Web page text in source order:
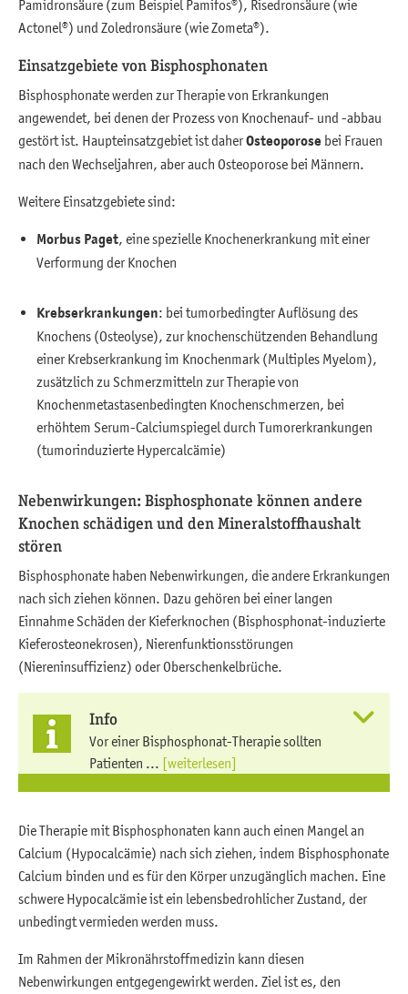
Pamidronsäure (zum Beispiel Pamifos®), Risedronsäure (wie
Actonel®) und Zoledronsäure (wie Zometa®).
Einsatzgebiete von Bisphosphonaten
Bisphosphonate werden zur Therapie von Erkrankungen
angewendet, bei denen der Prozess von Knochenauf- und -abbau
gestört ist. Haupteinsatzgebiet ist daherOsteoporose bei Frauen
nach den Wechseljahren, aber auch Osteoporose bei Männern.
Weitere Einsatzgebiete sind:
Morbus Paget, eine spezielle Knochenerkrankung mit einer
Verformung der Knochen
Krebserkrankungen: bei tumorbedingter Auflösung des
Knochens (Osteolyse), zur knochenschützenden Behandlung
einer Krebserkrankung im Knochenmark (Multiples Myelom),
zusätzlich zu Schmerzmitteln zur Therapie von
Knochenmetastasenbedingten Knochenschmerzen, bei
erhöhtem Serum-Calciumspiegel durch Tumorerkrankungen
(tumorinduzierte Hypercalcämie)
Nebenwirkungen: Bisphosphonate können andere
Knochen schädigen und den Mineralstoffhaushalt
stören
Bisphosphonate haben Nebenwirkungen, die andere Erkrankungen
nach sich ziehen können. Dazu gehören bei einer langen
Einnahme Schäden der Kieferknochen (Bisphosphonat-induzierte
Kieferosteonekrosen), Nierenfunktionsstörungen
(Niereninsuffizienz) oder Oberschenkelbrüche.
Info
Vor einer Bisphosphonat-Therapie sollten
Patienten ... [weiterlesen]
Die Therapie mit Bisphosphonaten kann auch einen Mangel an
Calcium (Hypocalcämie) nach sich ziehen, indem Bisphosphonate
Calcium binden und es für den Körper unzugänglich machen. Eine
schwere Hypocalcämie ist ein lebensbedrohlicher Zustand, der
unbedingt vermieden werden muss.
Im Rahmen der Mikronährstoffmedizin kann diesen
Nebenwirkungen entgegengewirkt werden. Ziel ist es, den